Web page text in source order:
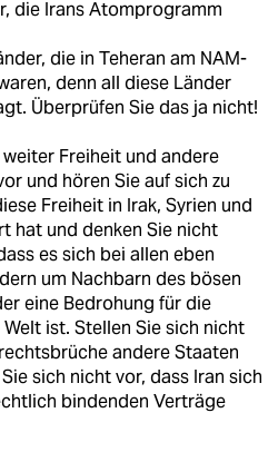
die Irans Atomprogramm
die in Teheran am NAM-
denn all diese Länder
Überprüfen Sie das ja nicht!
Freiheit und andere
und hören Sie auf sich zu
Freiheit in Irak, Syrien und
hat und denken Sie nicht
es sich bei allen eben
um Nachbarn des bösen
eine Bedrohung für die
ist. Stellen Sie sich nicht
andere Staaten
sich nicht vor, dass Iran sich
bindenden Verträge